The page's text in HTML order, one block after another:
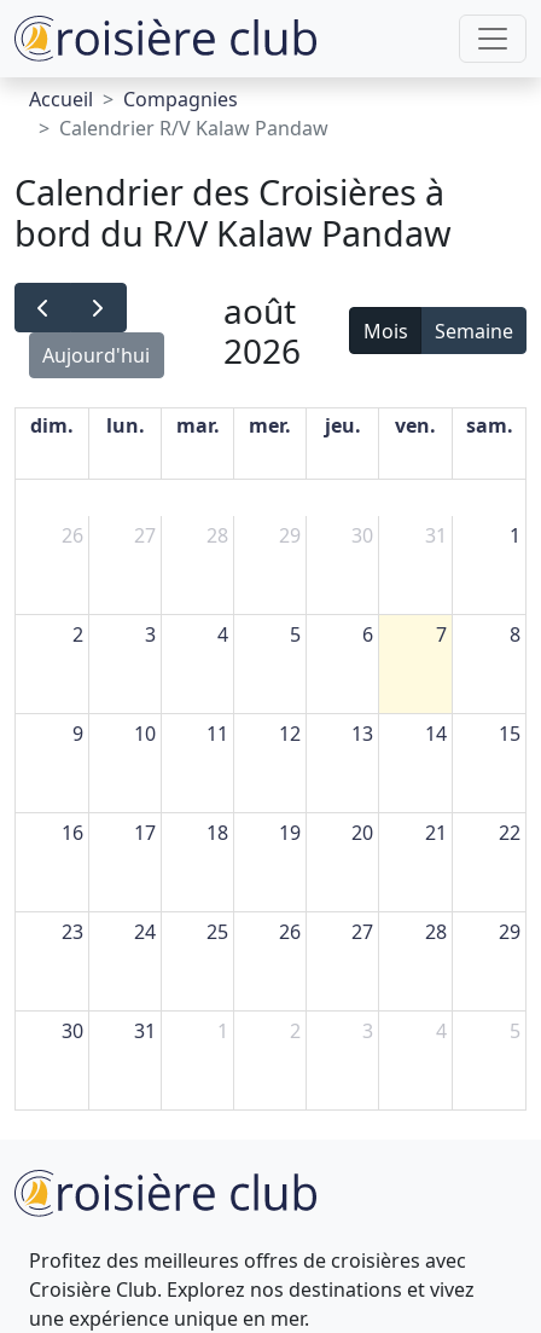
Accueil
Compagnies
Calendrier R/V Kalaw Pandaw
Calendrier des Croisières à
bord du R/V Kalaw Pandaw
Aujourd'hui
août
2026
Mois Semaine
dim. lun. mar. mer. jeu. ven. sam.
26 27 28 29 30 31 1
2 3 4 5 6 7 8
9 10 11 12 13 14 15
16 17 18 19 20 21 22
23 24 25 26 27 28 29
30 31 1 2 3 4 5
Profitez des meilleures offres de croisières avec
Croisière Club. Explorez nos destinations et vivez
une expérience unique en mer.